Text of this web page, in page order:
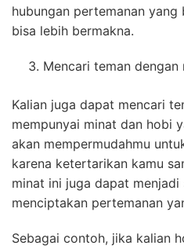
hubungan pertemanan
bisa lebih bermakna.
Mencari teman dengan
Kalian juga dapat mencari
mempunyai minat dan hobi
akan mempermudahmu
karena ketertarikan kamu
minat ini juga dapat
menciptakan pertemanan
Sebagai contoh, jika kalian